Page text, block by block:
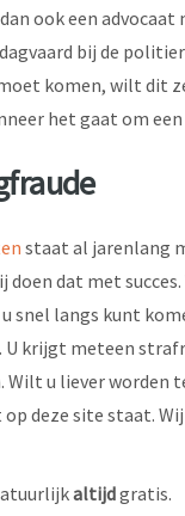
ook een advocaat
bij de
komen, wilt dit
het gaat om
staat al jarenlang
dat met
snel langs kunt
U krijgt meteen
Wilt u liever worden
op deze site staat.
altijdgratis.